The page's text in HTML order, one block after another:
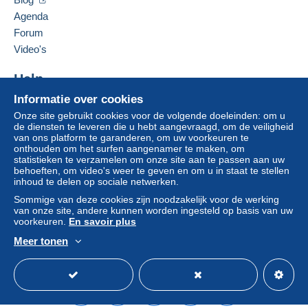
wordt door de verkoper terugbetaald aan de koper.
Een onbetaalde aankoop kan gevolgen hebben
voor de rekening van de koper.
Als de verkoopvoorwaarden van de verkoper
betalingsvoorwaarden van de website van
Delcampe, zoals gedefinieerd in de
gebruiksvoorwaarden , zijn de enige die van
toepassing zijn.
Aankopen moeten worden betaald binnen14
dagenna ontvangst van de eindafrekening van de
PLEASE USE GOOGLE TRANSLATE…PAIEMENT
MANGOPAY UNIQUEMENT
Bonjour ,
Offres inférieures: Compte tenu de la nouvelle
Informatie over cookies
Onze site gebruikt cookies voor de volgende doeleinden: om u
de diensten te leveren die u hebt aangevraagd, om de veiligheid
van ons platform te garanderen, om uw voorkeuren te
onthouden om het surfen aangenamer te maken, om
statistieken te verzamelen om onze site aan te passen aan uw
behoeften, om video's weer te geven en om u in staat te stellen
inhoud te delen op sociale netwerken.
Sommige van deze cookies zijn noodzakelijk voor de werking
van onze site, andere kunnen worden ingesteld op basis van uw
voorkeuren. En savoir plus
Meer tonen
Agenda
Forum
Video's
Help
Hulpcentrum
Kopen op Delcampe
Verkopen op Delcampe
Een beveiligde website